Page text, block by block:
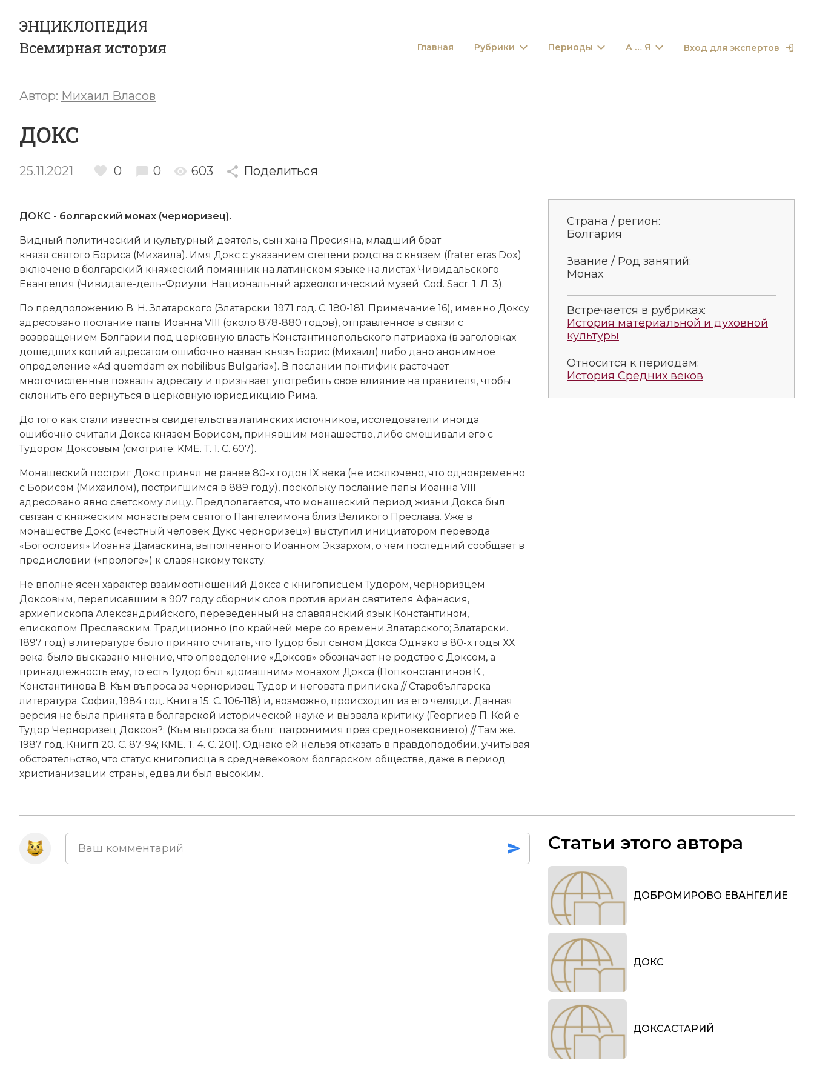
ЭНЦИКЛОПЕДИЯ
Всемирная история
Главная Рубрики Периоды А … Я Вход для экспертов
Автор: Михаил Власов
ДОКС
25.11.2021 0 0 603 Поделиться
ДОКС - болгарский монах (черноризец).
Видный политический и культурный деятель, сын хана Пресияна, младший брат
князя святого Бориса (Михаила). Имя Докс с указанием степени родства с князем (frater eras Dox)
включено в болгарский княжеский помянник на латинском языке на листах Чивидальского
Евангелия (Чивидале-дель-Фриули. Национальный археологический музей. Cod. Sacr. 1. Л. 3).
По предположению В. Н. Златарского (Златарски. 1971 год. С. 180-181. Примечание 16), именно Доксу
адресовано послание папы Иоанна VIII (около 878-880 годов), отправленное в связи с
возвращением Болгарии под церковную власть Константинопольского патриарха (в заголовках
дошедших копий адресатом ошибочно назван князь Борис (Михаил) либо дано анонимное
определение «Ad quemdam ex nobilibus Bulgaria»). В послании понтифик расточает
многочисленные похвалы адресату и призывает употребить свое влияние на правителя, чтобы
склонить его вернуться в церковную юрисдикцию Рима.
До того как стали известны свидетельства латинских источников, исследователи иногда
ошибочно считали Докса князем Борисом, принявшим монашество, либо смешивали его с
Тудором Доксовым (смотрите: KMЕ. Т. 1. С. 607).
Монашеский постриг Докс принял не ранее 80-х годов IX века (не исключено, что одновременно
с Борисом (Михаилом), постригшимся в 889 году), поскольку послание папы Иоанна VIII
адресовано явно светскому лицу. Предполагается, что монашеский период жизни Докса был
связан с княжеским монастырем святого Пантелеимона близ Великого Преслава. Уже в
монашестве Докс («честный человек Дукс черноризец») выступил инициатором перевода
«Богословия» Иоанна Дамаскина, выполненного Иоанном Экзархом, о чем последний сообщает в
предисловии («прологе») к славянскому тексту.
Не вполне ясен характер взаимоотношений Докса с книгописцем Тудором, черноризцем
Доксовым, переписавшим в 907 году сборник слов против ариан святителя Афанасия,
архиепископа Александрийского, переведенный на славяянский язык Константином,
епископом Преславским. Традиционно (по крайней мере со времени Златарского; Златарски.
1897 год) в литературе было принято считать, что Тудор был сыном Докса Однако в 80-х годы ХХ
века. было высказано мнение, что определение «Доксов» обозначает не родство с Доксом, а
принадлежность ему, то есть Тудор был «домашним» монахом Докса (Попконстантинов К.,
Константинова В. Към въпроса за черноризец Тудор и неговата приписка // Старобългарска
литература. София, 1984 год. Книга 15. С. 106-118) и, возможно, происходил из его челяди. Данная
версия не была принята в болгарской исторической науке и вызвала критику (Георгиев П. Кой е
Тудор Черноризец Доксов?: (Към въпроса за бълг. патронимия през средновековието) // Там же.
1987 год. Книгп 20. С. 87-94; КМЕ. Т. 4. С. 201). Однако ей нельзя отказать в правдоподобии, учитывая
обстоятельство, что статус книгописца в средневековом болгарском обществе, даже в период
христианизации страны, едва ли был высоким.
Страна / регион:
Болгария
Звание / Род занятий:
Монах
Встречается в рубриках:
История материальной и духовной
культуры
Относится к периодам:
История Средних веков
Статьи этого автора
ДОБРОМИРОВО ЕВАНГЕЛИЕ
ДОКС
ДОКСАСТАРИЙ